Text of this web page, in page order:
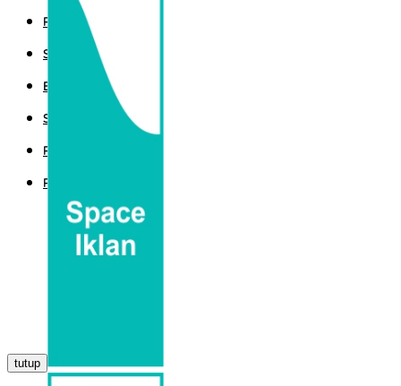
POLITIK
SPORT
EKBIS
SAINTEK
PEMERINTAHAN
PARLEMEN
tutup